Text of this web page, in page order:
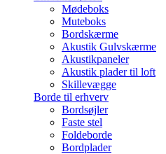
Mødeboks
Muteboks
Bordskærme
Akustik Gulvskærme
Akustikpaneler
Akustik plader til loft
Skillevægge
Borde til erhverv
Bordsøjler
Faste stel
Foldeborde
Bordplader